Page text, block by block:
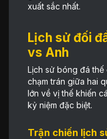
xuất sắc nhất.
Lịch sử đối
vs Anh
Lịch sử bóng đá
chạm trán giữa hai
lớn về vị thế khiến
kỷ niệm đặc biệt.
Trận chiến lịch